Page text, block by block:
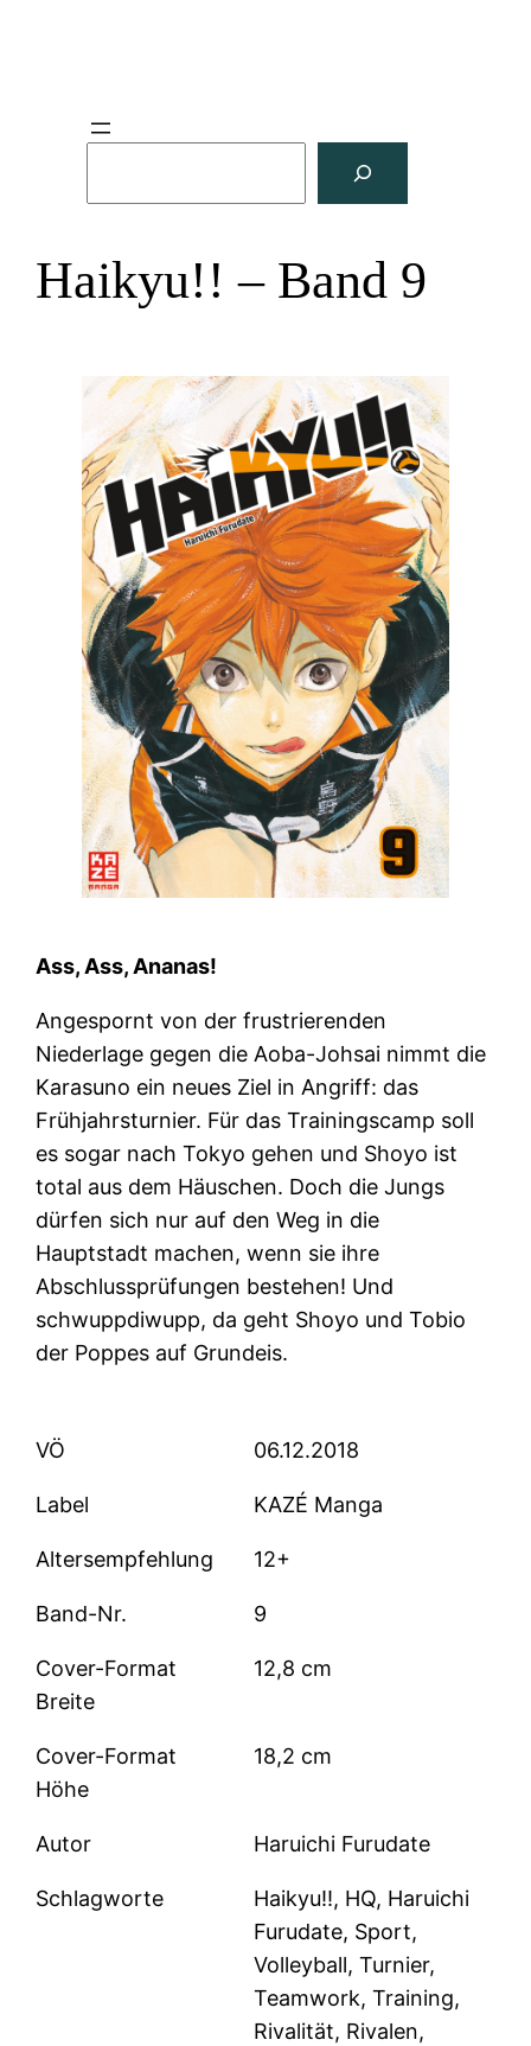
e
Haikyu!! – Band 9
Ass, Ass, Ananas!
Angespornt von der frustrierenden
Niederlage gegen die Aoba-Johsai nimmt die
Karasuno ein neues Ziel in Angriff: das
Frühjahrsturnier. Für das Trainingscamp soll
es sogar nach Tokyo gehen und Shoyo ist
total aus dem Häuschen. Doch die Jungs
dürfen sich nur auf den Weg in die
Hauptstadt machen, wenn sie ihre
Abschlussprüfungen bestehen! Und
schwuppdiwupp, da geht Shoyo und Tobio
der Poppes auf Grundeis.
VÖ 06.12.2018
Label KAZÉ Manga
Altersempfehlung 12+
Band-Nr. 9
Cover-Format
Breite
12,8 cm
Cover-Format
Höhe
18,2 cm
Autor Haruichi Furudate
Schlagworte
Haikyu!!, HQ, Haruichi
Furudate, Sport,
Volleyball, Turnier,
Teamwork, Training,
Rivalität, Rivalen,